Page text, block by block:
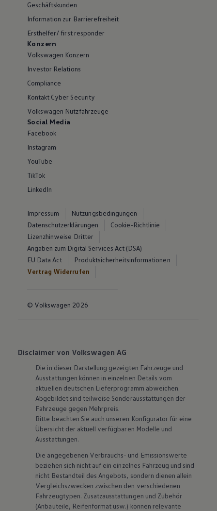
Geschäftskunden
Information zur Barrierefreiheit
Ersthelfer/ first responder
Konzern
Volkswagen Konzern
Investor Relations
Compliance
Kontakt Cyber Security
Volkswagen Nutzfahrzeuge
Social Media
Facebook
Instagram
YouTube
TikTok
LinkedIn
Impressum
Nutzungsbedingungen
Datenschutzerklärungen
Cookie-Richtlinie
Lizenzhinweise Dritter
Angaben zum Digital Services Act (DSA)
EU Data Act
Produktsicherheitsinformationen
Vertrag Widerrufen
© Volkswagen 2026
Disclaimer von Volkswagen AG
Die in dieser Darstellung gezeigten Fahrzeuge und
Ausstattungen können in einzelnen Details vom
aktuellen deutschen Lieferprogramm abweichen.
Abgebildet sind teilweise Sonderausstattungen der
Fahrzeuge gegen Mehrpreis.
Bitte beachten Sie auch unseren Konfigurator für eine
Übersicht der aktuell verfügbaren Modelle und
Ausstattungen.
Die angegebenen Verbrauchs- und Emissionswerte
beziehen sich nicht auf ein einzelnes Fahrzeug und sind
nicht Bestandteil des Angebots, sondern dienen allein
Vergleichszwecken zwischen den verschiedenen
Fahrzeugtypen. Zusatzausstattungen und Zubehör
(Anbauteile, Reifenformat usw.) können relevante